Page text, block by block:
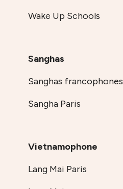
Wake Up Schools
Sanghas
Sanghas francophones
Sangha Paris
Vietnamophone
Lang Mai Paris